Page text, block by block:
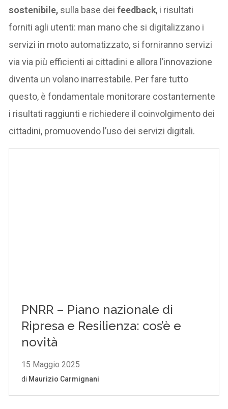
sostenibile, sulla base deifeedback, i risultati
forniti agli utenti: man mano che si digitalizzano i
servizi in moto automatizzato, si forniranno servizi
via via più efficienti ai cittadini e allora l’innovazione
diventa un volano inarrestabile. Per fare tutto
questo, è fondamentale monitorare costantemente
i risultati raggiunti e richiedere il coinvolgimento dei
cittadini, promuovendo l’uso dei servizi digitali.